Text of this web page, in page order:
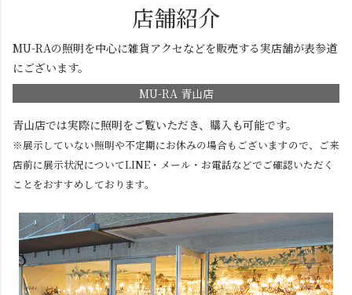
店舗紹介
MU-RAの照明を中心に雑貨アクセなどを販売する実店舗が表参道
にございます。
MU-RA 青山店
青山店では実際に照明をご覧いただき、購入も可能です。
※展示していない照明や不定期にお休みの場合もございますので、ご来
店前に展示状況についてLINE・メール・お電話などでご確認いただく
ことをおすすめしております。